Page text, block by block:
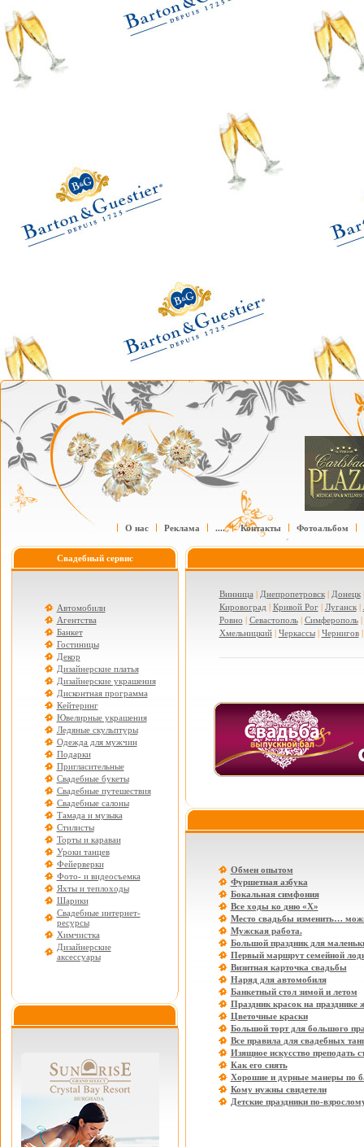
О нас Реклама .... Контакты Фотоальбом
Свадебный сервис
Автомобили
Агентства
Банкет
Гостиницы
Декор
Дизайнерские платья
Дизайнерские украшения
Дисконтная программа
Кейтеринг
Ювелирные украшения
Ледяные скульптуры
Одежда для мужчин
Подарки
Пригласительные
Свадебные букеты
Свадебные путешествия
Свадебные салоны
Тамада и музыка
Стилисты
Торты и караваи
Уроки танцев
Фейерверки
Фото- и видеосъемка
Яхты и теплоходы
Шарики
Свадебные интернет-
ресурсы
Химчистка
Дизайнерские
аксессуары
Винница | Днепропетровск| Донецк
Кировоград | Кривой Рог| Луганск|
Ровно | Севастополь| Симферополь|
Хмельницкий| Черкассы| Чернигов
Обмен опытом
Фуршетная азбука
Бокальная симфония
Все ходы ко дню «Х»
Место свадьбы изменить…
Мужская работа.
Большой праздник для
Первый маршрут семейной
Визитная карточка свадьбы
Наряд для автомобиля
Банкетный стол зимой и летом
Праздник красок на празднике
Цветочные краски
Большой торт для большого
Все правила для свадебных
Изящное искусство преподать
Как его снять
Хорошие и дурные манеры по
Кому нужны свидетели
Детские праздники по-